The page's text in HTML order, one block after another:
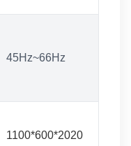
45Hz~66Hz
1100*600*2020